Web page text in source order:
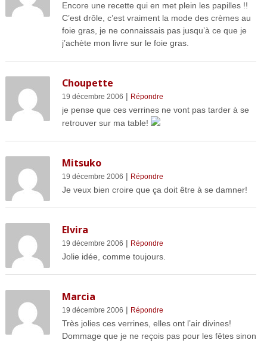
Encore une recette qui en met plein les papilles !!
C’est drôle, c’est vraiment la mode des crèmes au
foie gras, je ne connaissais pas jusqu’à ce que je
j’achète mon livre sur le foie gras.
Choupette
19 décembre 2006 | Répondre
je pense que ces verrines ne vont pas tarder à se
retrouver sur ma table!
Mitsuko
19 décembre 2006 | Répondre
Je veux bien croire que ça doit être à se damner!
Elvira
19 décembre 2006 | Répondre
Jolie idée, comme toujours.
Marcia
19 décembre 2006 | Répondre
Très jolies ces verrines, elles ont l’air divines!
Dommage que je ne reçois pas pour les fêtes sinon